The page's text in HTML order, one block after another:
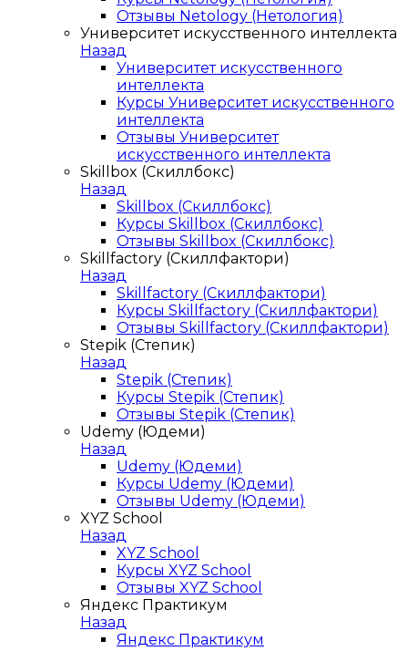
Отзывы Netology (Нетология)
Университет искусственного интеллекта
Назад
Университет искусственного
интеллекта
Курсы Университет искусственного
интеллекта
Отзывы Университет
искусственного интеллекта
Skillbox (Скиллбокс)
Назад
Skillbox (Скиллбокс)
Курсы Skillbox (Скиллбокс)
Отзывы Skillbox (Скиллбокс)
Skillfactory (Скиллфактори)
Назад
Skillfactory (Скиллфактори)
Курсы Skillfactory (Скиллфактори)
Отзывы Skillfactory (Скиллфактори)
Stepik (Степик)
Назад
Stepik (Степик)
Курсы Stepik (Степик)
Отзывы Stepik (Степик)
Udemy (Юдеми)
Назад
Udemy (Юдеми)
Курсы Udemy (Юдеми)
Отзывы Udemy (Юдеми)
XYZ School
Назад
XYZ School
Курсы XYZ School
Отзывы XYZ School
Яндекс Практикум
Назад
Яндекс Практикум